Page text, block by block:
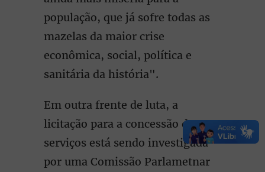
população, que já sofre todas as
mazelas da maior crise
econômica, social, política e
sanitária da história".
Em outra frente de luta, a
licitação para a concessão dos
serviços está sendo investigada
por uma Comissão Parlametnar